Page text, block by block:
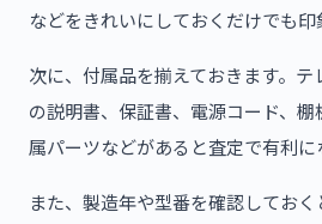
などをきれいにしておくだけでも印
次に、付属品を揃えておきます。
の説明書、保証書、電源コード、
属パーツなどがあると査定で有利に
また、製造年や型番を確認してお